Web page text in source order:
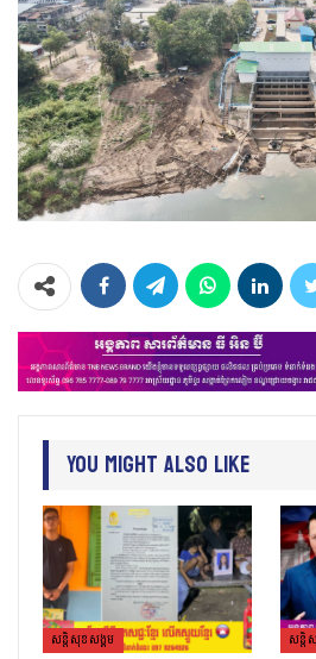
You Might Also Like
សន្តិសុខសង្គម សន្តិ